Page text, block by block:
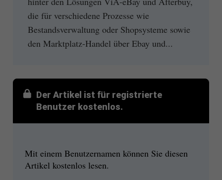
die für verschiedene Prozesse wie
Bestandsverwaltung oder Shopsysteme sowie
den Marktplatz-Handel über Ebay und...
Der Artikel ist für registrierte
Benutzer kostenlos.
Mit einem Benutzernamen können Sie diesen
Artikel kostenlos lesen.